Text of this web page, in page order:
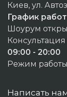
Киев, ул.
График
Шоурум
09:00 - 20:00
Режим
Написать